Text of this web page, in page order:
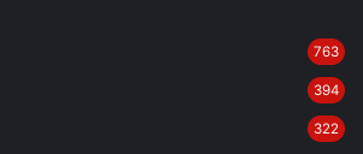
763
394
322